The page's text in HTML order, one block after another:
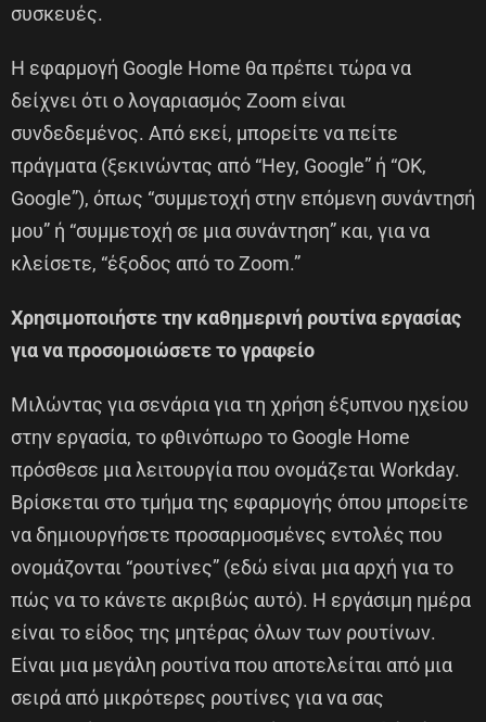
συσκευές.
Η εφαρμογή Google Home θα πρέπει τώρα να
δείχνει ότι ο λογαριασμός Zoom είναι
συνδεδεμένος. Από εκεί, μπορείτε να πείτε
πράγματα (ξεκινώντας από “Hey, Google” ή “OK,
Google”), όπως “συμμετοχή στην επόμενη συνάντησή
μου” ή “συμμετοχή σε μια συνάντηση” και, για να
κλείσετε, “έξοδος από το Zoom.”
Χρησιμοποιήστε την καθημερινή ρουτίνα εργασίας
για να προσομοιώσετε το γραφείο
Μιλώντας για σενάρια για τη χρήση έξυπνου ηχείου
στην εργασία, το φθινόπωρο το Google Home
πρόσθεσε μια λειτουργία που ονομάζεται Workday.
Βρίσκεται στο τμήμα της εφαρμογής όπου μπορείτε
να δημιουργήσετε προσαρμοσμένες εντολές που
ονομάζονται “ρουτίνες” (εδώ είναι μια αρχή για το
πώς να το κάνετε ακριβώς αυτό). Η εργάσιμη ημέρα
είναι το είδος της μητέρας όλων των ρουτίνων.
Είναι μια μεγάλη ρουτίνα που αποτελείται από μια
σειρά από μικρότερες ρουτίνες για να σας